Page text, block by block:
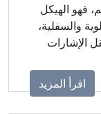
فهو الهيكل
والسفلية،
الإشارات
اقرأ المزيد